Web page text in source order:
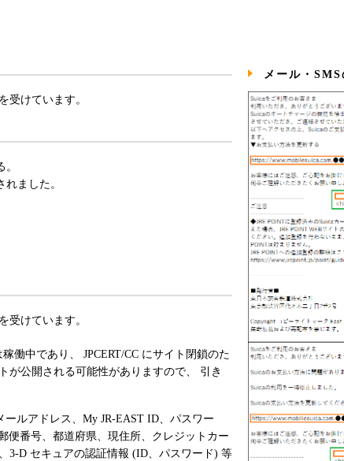
入
パ
受けています。
ました。
受けています。
働中であり、 JPCERT/CC にサイト閉鎖のた
が公開される可能性がありますので、 引き
ルアドレス、My JR-EAST ID、パスワー
便番号、都道府県、現住所、クレジットカー
3-D セキュアの認証情報 (ID、パスワード) 等
メール・SMS